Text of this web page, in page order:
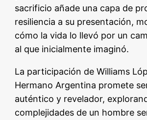
sacrificio añade una capa de
resiliencia a su presentación,
cómo la vida lo llevó por un
al que inicialmente imaginó.
La participación de Williams
Hermano Argentina promete
auténtico y revelador,
complejidades de un hombre